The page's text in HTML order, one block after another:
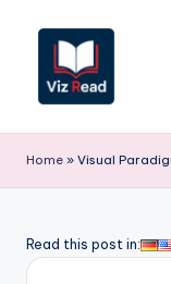
content
iz
R
a
Home » Visual
Read this post in: